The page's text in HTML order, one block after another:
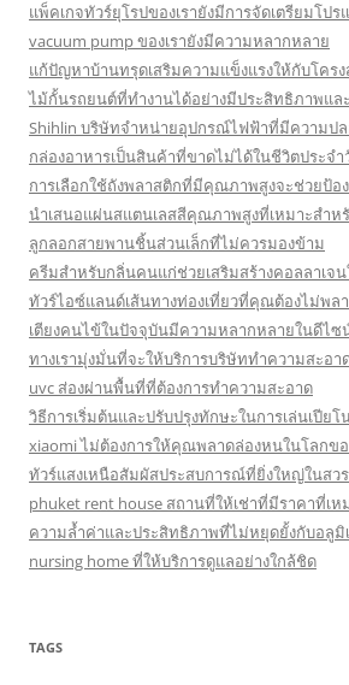
แพ็คเกจทัวร์ยุโรปของเรายังมีการจัดเตรียมโป
vacuum pump ของเรายังมีความหลากหลาย
แก้ปัญหาบ้านทรุดเสริมความแข็งแรงให้กับโครง
ไม้กั้นรถยนต์ที่ทำงานได้อย่างมีประสิทธิภาพแล
Shihlin บริษัทจำหน่ายอุปกรณ์ไฟฟ้าที่มีความป
กล่องอาหารเป็นสินค้าที่ขาดไม่ได้ในชีวิตประจำ
การเลือกใช้ถังพลาสติกที่มีคุณภาพสูงจะช่วยป้อ
นำเสนอแผ่นสแตนเลสสีคุณภาพสูงที่เหมาะสำห
ลูกลอกสายพานชิ้นส่วนเล็กที่ไม่ควรมองข้าม
ครีมสำหรับกลิ่นคนแก่ช่วยเสริมสร้างคอลลาเจ
ทัวร์ไอซ์แลนด์เส้นทางท่องเที่ยวที่คุณต้องไม่พล
เตียงคนไข้ในปัจจุบันมีความหลากหลายในดีไ
ทางเรามุ่งมั่นที่จะให้บริการบริษัททำความสะอ
uvc ส่องผ่านพื้นที่ที่ต้องการทำความสะอาด
วิธีการเริ่มต้นและปรับปรุงทักษะในการเล่นเปียโ
xiaomi ไม่ต้องการให้คุณพลาดล่องหนในโลกข
ทัวร์แสงเหนือสัมผัสประสบการณ์ที่ยิ่งใหญ่ในสว
phuket rent house สถานที่ให้เช่าที่มีราคาที่เ
ความล้ำค่าและประสิทธิภาพที่ไม่หยุดยั้งกับอลู
nursing home ที่ให้บริการดูแลอย่างใกล้ชิด
TAGS